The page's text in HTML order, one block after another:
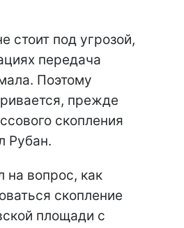
стоит под угрозой,
передача
Поэтому
прежде
скопления
Рубан.
на вопрос, как
скопление
площади с